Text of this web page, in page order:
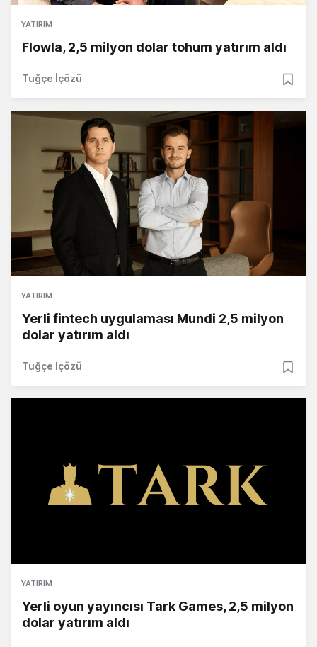
YATIRIM
Flowla, 2,5 milyon dolar tohum yatırım aldı
Tuğçe İçözü
YATIRIM
Yerli fintech uygulaması Mundi 2,5 milyon
dolar yatırım aldı
Tuğçe İçözü
YATIRIM
Yerli oyun yayıncısı Tark Games, 2,5 milyon
dolar yatırım aldı